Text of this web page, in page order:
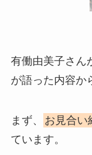
有働由美子さん
が語った内容か
まず、 お見合い
ています。